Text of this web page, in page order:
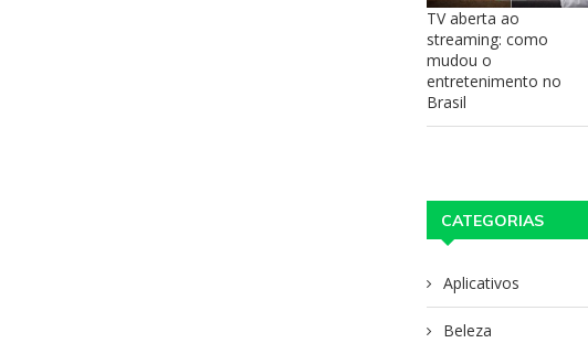
TV aberta ao
streaming: como
mudou o
entretenimento no
Brasil
CATEGORIAS
Aplicativos
Beleza